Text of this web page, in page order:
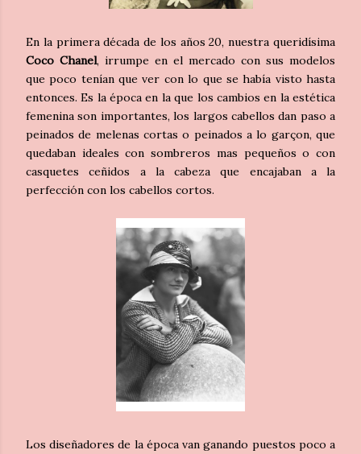
En la primera década de los años 20, nuestra queridísima
Coco Chanel, irrumpe en el mercado con sus modelos
que poco tenían que ver con lo que se había visto hasta
entonces. Es la época en la que los cambios en la estética
femenina son importantes, los largos cabellos dan paso a
peinados de melenas cortas o peinados a lo garçon, que
quedaban ideales con sombreros mas pequeños o con
casquetes ceñidos a la cabeza que encajaban a la
perfección con los cabellos cortos.
Los diseñadores de la época van ganando puestos poco a